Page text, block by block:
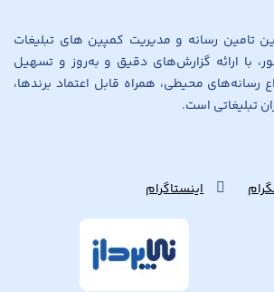
تامین رسانه و مدیریت کمپین های تبلیغات
با ارائه گزارش‌های دقیق و به‌روز و تسهیل
رسانه‌های محیطی، همراه قابل اعتماد برندها،
تبلیغاتی است.
اینستاگرام